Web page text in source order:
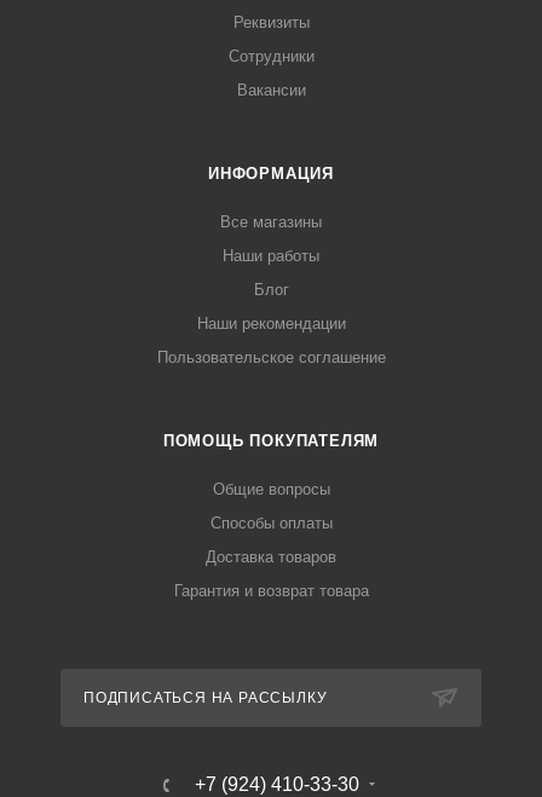
Реквизиты
Сотрудники
Вакансии
ИНФОРМАЦИЯ
Все магазины
Наши работы
Блог
Наши рекомендации
Пользовательское соглашение
ПОМОЩЬ ПОКУПАТЕЛЯМ
Общие вопросы
Способы оплаты
Доставка товаров
Гарантия и возврат товара
ПОДПИСАТЬСЯ НА РАССЫЛКУ
+7 (924) 410-33-30